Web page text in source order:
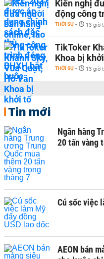
Kiến nghị
động công
THỜI SỰ - 13 giờ
TikToker
Khoa bị
THỜI SỰ - 13 giờ
Tin mới
Ngân hàng
20 tấn vàng
Cú sốc việc
AEON bán